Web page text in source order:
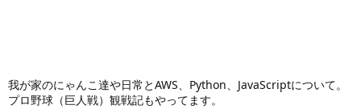
我が家のにゃんこ達や日常とAWS、Python、JavaScriptについて。
プロ野球（巨人戦）観戦記もやってます。